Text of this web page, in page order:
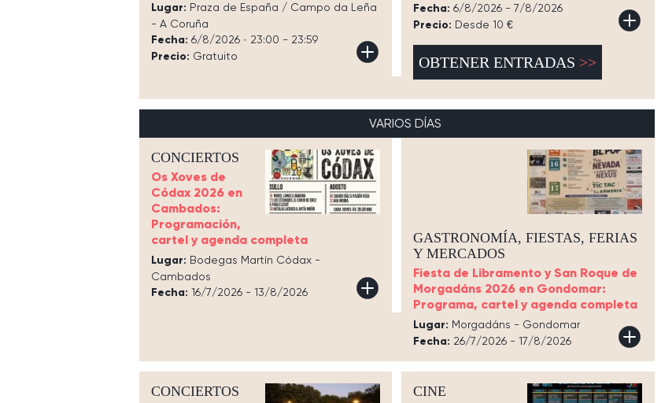
Lugar: Praza de España / Campo da Leña
- A Coruña
Fecha: 6/8/2026 · 23:00 - 23:59
Precio: Gratuito
Fecha: 6/8/2026 - 7/8/2026
Precio: Desde 10 €
OBTENER ENTRADAS
VARIOS DÍAS
CONCIERTOS
Os Xoves de
Códax 2026 en
Cambados:
Programación,
cartel y agenda completa
Lugar: Bodegas Martín Códax -
Cambados
Fecha: 16/7/2026 - 13/8/2026
GASTRONOMÍA, FIESTAS, FERIAS
Y MERCADOS
Fiesta de Libramento y San Roque de
Morgadáns 2026 en Gondomar:
Programa, cartel y agenda completa
Lugar: Morgadáns - Gondomar
Fecha: 26/7/2026 - 17/8/2026
CONCIERTOS CINE